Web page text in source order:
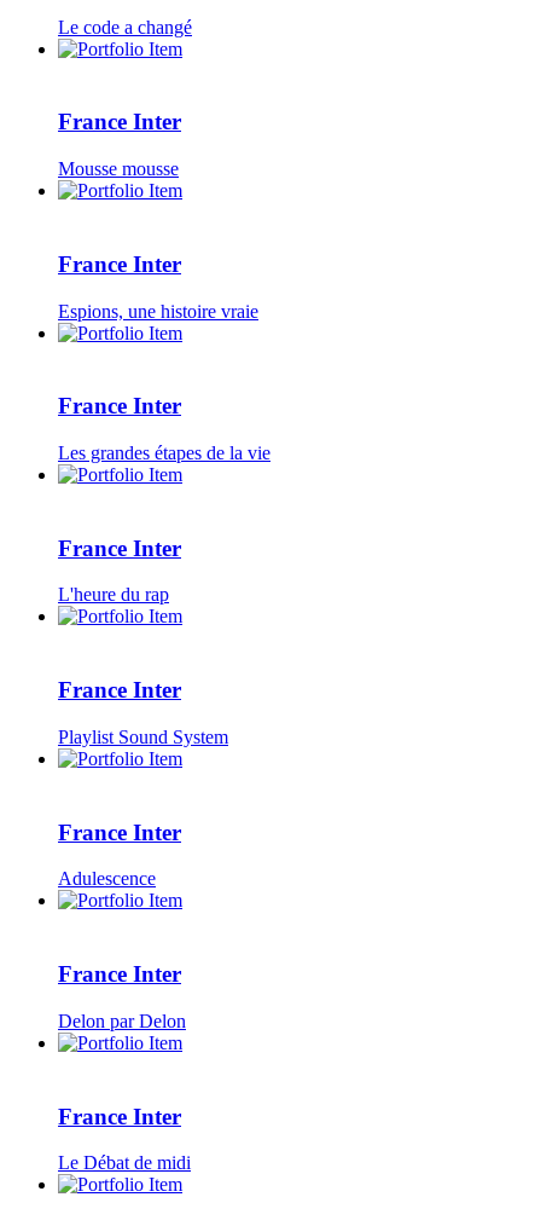
Le code a changé
France Inter
Mousse mousse
France Inter
Espions, une histoire vraie
France Inter
Les grandes étapes de la vie
France Inter
L'heure du rap
France Inter
Playlist Sound System
France Inter
Adulescence
France Inter
Delon par Delon
France Inter
Le Débat de midi